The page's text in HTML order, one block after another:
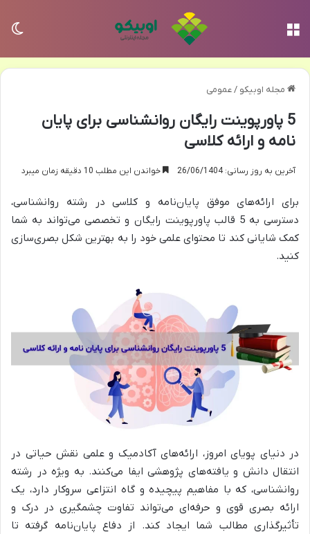
مجله اوبیکو /عمومی
5 پاورپوینت رایگان روانشناسی برای پایان
نامه و ارائه کلاسی
آخرین به روز رسانی: 26/06/1404 خواندن این مطلب 10 دقیقه زمان میبرد
برای ارائه‌های موفق پایان‌نامه و کلاسی در رشته روانشناسی،
دسترسی به 5 قالب پاورپوینت رایگان و تخصصی می‌تواند به شما
کمک شایانی کند تا محتوای علمی خود را به بهترین شکل بصری‌سازی
کنید.
در دنیای پویای امروز، ارائه‌های آکادمیک و علمی نقش حیاتی در
انتقال دانش و یافته‌های پژوهشی ایفا می‌کنند. به ویژه در رشته
روانشناسی، که با مفاهیم پیچیده و گاه انتزاعی سروکار دارد، یک
ارائه بصری قوی و حرفه‌ای می‌تواند تفاوت چشمگیری در درک و
تأثیرگذاری مطالب شما ایجاد کند. از دفاع پایان‌نامه گرفته تا